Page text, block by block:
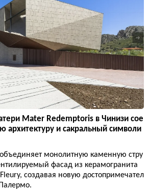
Mater Redemptoris в Чинизи сое
архитектуру и сакральный символи
объединяет монолитную каменную стру
фасад из керамогранита
создавая новую достопримечател